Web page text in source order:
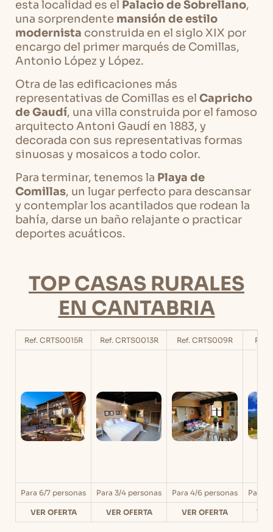
esta localidad es el Palacio de Sobrellano,
una sorprendente mansión de estilo
modernista construida en el siglo XIX por
encargo del primer marqués de Comillas,
Antonio López y López.
Otra de las edificaciones más
representativas de Comillas es el Capricho
de Gaudí, una villa construida por el famoso
arquitecto Antoni Gaudí en 1883, y
decorada con sus representativas formas
sinuosas y mosaicos a todo color.
Para terminar, tenemos la Playa de
Comillas, un lugar perfecto para descansar
y contemplar los acantilados que rodean la
bahía, darse un baño relajante o practicar
deportes acuáticos.
TOP CASAS RURALES
EN CANTABRIA
Ref. CRTS0015R Ref. CRTS0013R Ref. CRTS009R Ref.
Para 6/7 personas Para 3/4 personas Para 4/6 personas Para
VER OFERTA VER OFERTA VER OFERTA